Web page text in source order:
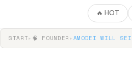
🔥 HOT
START▸ 🧠 FOUNDER▸ AMODEI WILL